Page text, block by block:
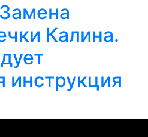
Калина.
инструкция